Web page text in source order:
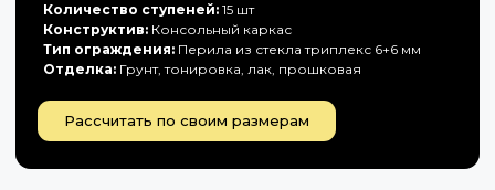
Количество ступеней: 15 шт
Конструктив: Консольный каркас
Тип ограждения: Перила из стекла триплекс 6+6 мм
Отделка: Грунт, тонировка, лак, прошковая
Рассчитать по своим размерам